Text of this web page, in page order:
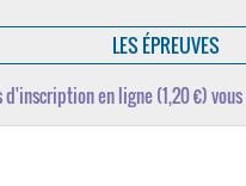
LES ÉPREUVES
d'inscription en ligne (1,20 €)